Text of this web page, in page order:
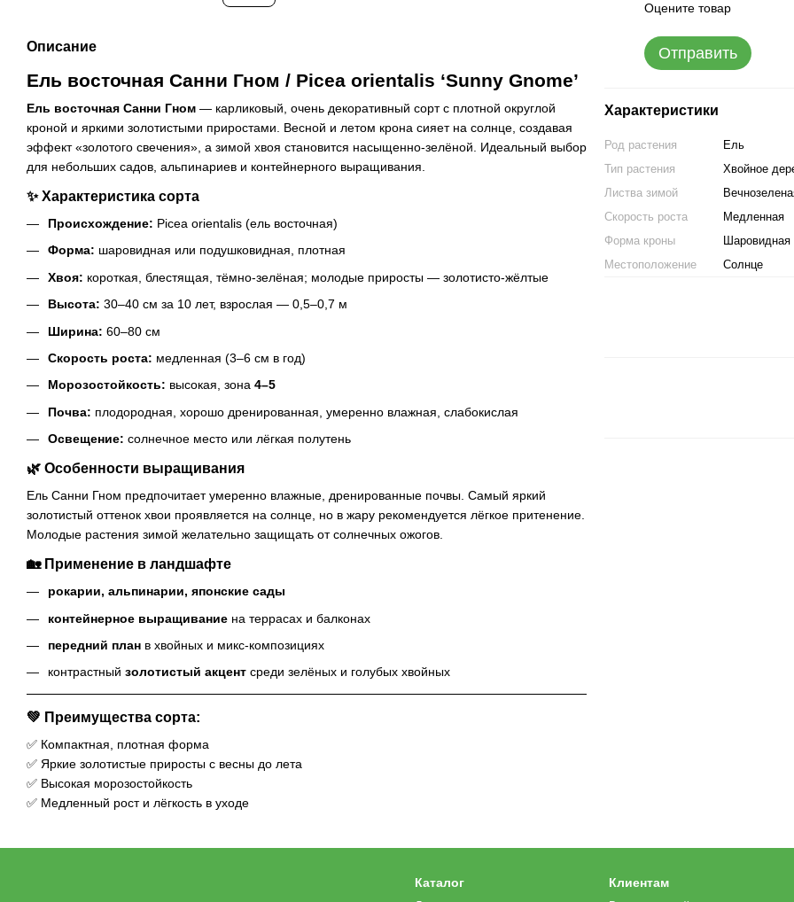
Описание
Ель восточная Санни Гном / Picea orientalis ‘Sunny Gnome’
Ель восточная Санни Гном — карликовый, очень декоративный сорт с плотной округлой
кроной и яркими золотистыми приростами. Весной и летом крона сияет на солнце, создавая
эффект «золотого свечения», а зимой хвоя становится насыщенно-зелёной. Идеальный выбор
для небольших садов, альпинариев и контейнерного выращивания.
✨Характеристика сорта
Происхождение: Picea orientalis (ель восточная)
Форма: шаровидная или подушковидная, плотная
Хвоя: короткая, блестящая, тёмно-зелёная; молодые приросты — золотисто-жёлтые
Высота: 30–40 см за 10 лет, взрослая — 0,5–0,7 м
Ширина: 60–80 см
Скорость роста: медленная (3–6 см в год)
Морозостойкость: высокая, зона 4–5
Почва: плодородная, хорошо дренированная, умеренно влажная, слабокислая
Освещение: солнечное место или лёгкая полутень
🌿 Особенности выращивания
Ель Санни Гном предпочитает умеренно влажные, дренированные почвы. Самый яркий
золотистый оттенок хвои проявляется на солнце, но в жару рекомендуется лёгкое притенение.
Молодые растения зимой желательно защищать от солнечных ожогов.
🏡 Применение в ландшафте
рокарии, альпинарии, японские сады
контейнерное выращивание на террасах и балконах
передний план в хвойных и микс-композициях
контрастный золотистый акцент среди зелёных и голубых хвойных
💚 Преимущества сорта:
✅ Компактная, плотная форма
✅ Яркие золотистые приросты с весны до лета
✅ Высокая морозостойкость
✅ Медленный рост и лёгкость в уходе
Оцените товар
Отправить
Характеристики
Род растения
Ель
Тип растения
Хвойное
Листва зимой
Скорость роста
Медленная
Форма кроны
Шаровидная
Местоположение
Солнце
Каталог Клиентам